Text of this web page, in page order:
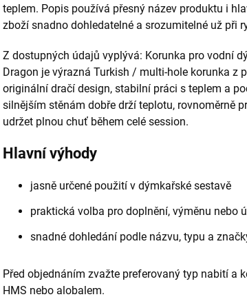
teplem. Popis používá přesný název produktu i
zboží snadno dohledatelné a srozumitelné už při
Z dostupných údajů vyplývá: Korunka pro vodní
Dragon je výrazná Turkish / multi-hole korunka z
originální dračí design, stabilní práci s teplem a
silnějším stěnám dobře drží teplotu, rovnoměrně
udržet plnou chuť během celé session.
Hlavní výhody
jasně určené použití v dýmkařské sestavě
praktická volba pro doplnění, výměnu nebo
snadné dohledání podle názvu, typu a
Před objednáním zvažte preferovaný typ nabití a
HMS nebo alobalem.